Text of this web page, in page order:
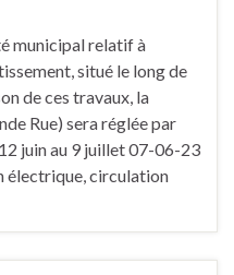
municipal relatif à
situé le long de
de ces travaux, la
Rue) sera réglée par
juin au 9 juillet 07-06-23
électrique, circulation